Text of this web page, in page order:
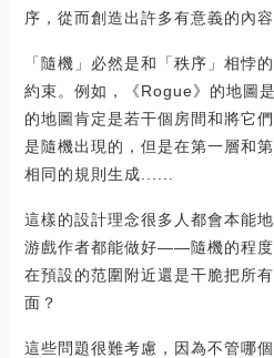
序，從而創造出許多有意義的內容
「隨機」必然是和「秩序」相悖
約束。例如，《Rogue》的地圖
的地圖肯定是若干個房間和將它
是隨機出現的，但是在第一層和
相同的規則生成......
這樣的設計理念很多人都會本能
游戲作者都能做好——隨機的程度
在預設的范圍附近還是干脆把所
面？
這些問題很難考慮，因為不管哪